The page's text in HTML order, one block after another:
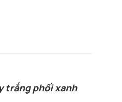
trắng phối xanh